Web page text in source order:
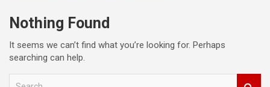
Nothing Found
It seems we can’t find what you’re looking for. Perhaps
searching can help.